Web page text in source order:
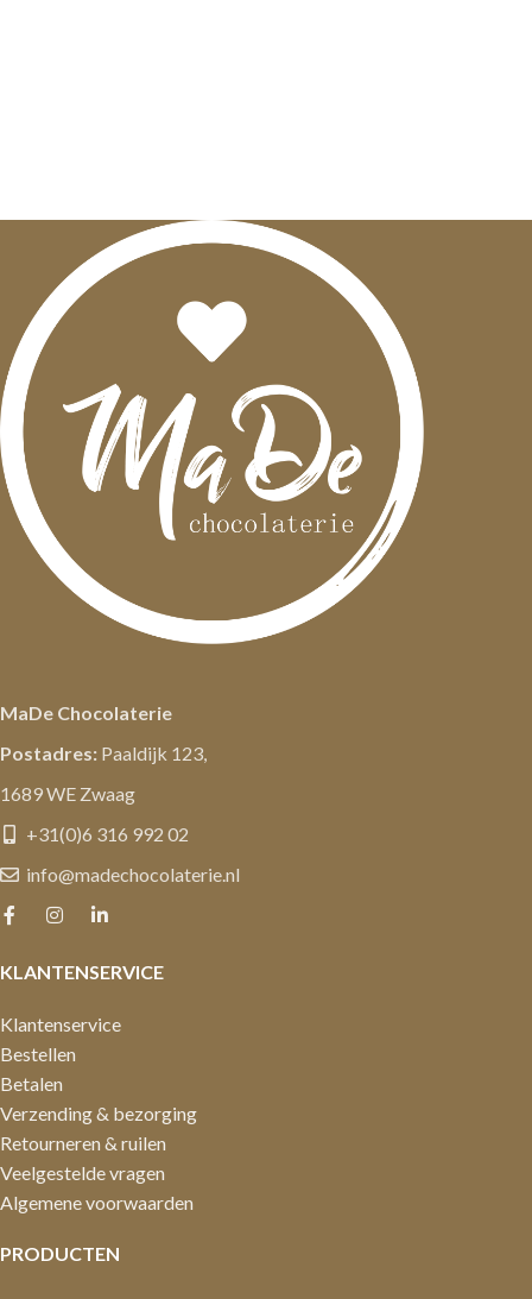
MaDe Chocolaterie
Postadres: Paaldijk 123,
1689 WE Zwaag
+31(0)6 316 992 02
info@madechocolaterie.nl
KLANTENSERVICE
Klantenservice
Bestellen
Betalen
Verzending & bezorging
Retourneren & ruilen
Veelgestelde vragen
Algemene voorwaarden
PRODUCTEN